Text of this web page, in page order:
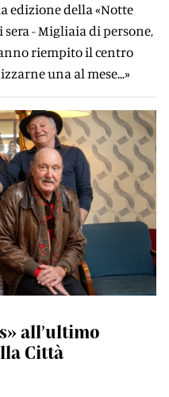
edizione della «Notte
- Migliaia di persone,
riempito il centro
una al mese...»
all’ultimo
Città